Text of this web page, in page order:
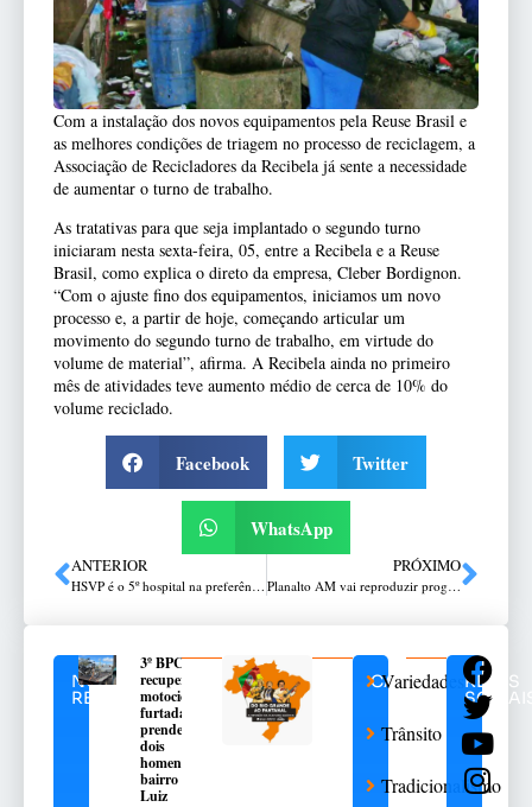
Com a instalação dos novos equipamentos pela Reuse Brasil e
as melhores condições de triagem no processo de reciclagem, a
Associação de Recicladores da Recibela já sente a necessidade
de aumentar o turno de trabalho.
As tratativas para que seja implantado o segundo turno
iniciaram nesta sexta-feira, 05, entre a Recibela e a Reuse
Brasil, como explica o direto da empresa, Cleber Bordignon.
“Com o ajuste fino dos equipamentos, iniciamos um novo
processo e, a partir de hoje, começando articular um
movimento do segundo turno de trabalho, em virtude do
volume de material”, afirma. A Recibela ainda no primeiro
mês de atividades teve aumento médio de cerca de 10% do
volume reciclado.
Facebook Twitter
WhatsApp
ANTERIOR
HSVP é o 5º hospital na preferência dos gaúchos
PRÓXIMO
Planalto AM vai reproduzir programa A Voz do Campo
NOTÍCIAS
RELACIONADAS
3º BPChq
recupera
motocicleta
furtada e
prende
dois
homens no
bairro São
Luiz
CATEGORIAS
Variedades
Trânsito
Tradicionalismo
REDES